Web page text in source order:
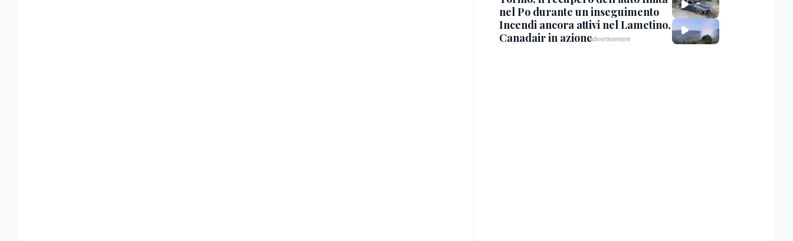
nel Po durante un inseguimento
Incendi ancora attivi nel Lametino,
Canadair in azione